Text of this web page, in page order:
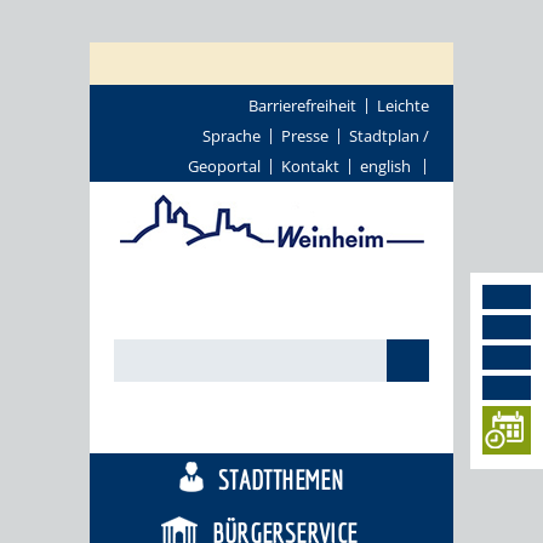
Barrierefreiheit
Leichte
Sprache
Presse
Stadtplan /
Geoportal
Kontakt english
STADTTHEMEN
BÜRGERSERVICE